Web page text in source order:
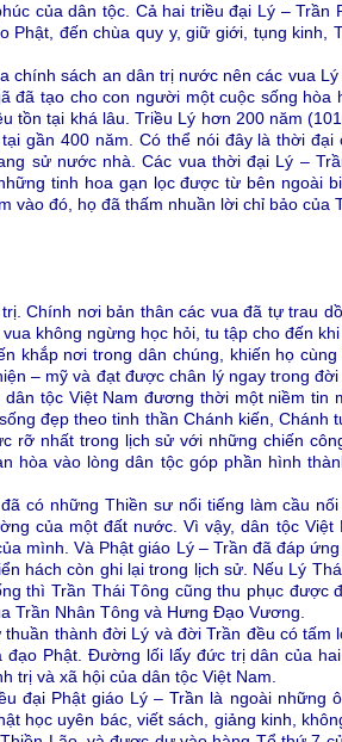
của dân tộc. Cả hai triều đại Lý –
Phật, đến chùa quy y, giữ giới, tụng
chính sách an dân trị nước nên các vua
đã tạo cho con người một cuộc sống
tồn tại khá lâu. Triều Lý hơn 200 năm
gần 400 năm. Có thể nói đây là thời
sử nước nhà. Các vua thời đại Lý –
tinh hoa gạn lọc được từ bên ngoài
vào đó, họ đã thấm nhuần lời chỉ bảo của
Chính nơi bản thân các vua đã tự trau
không ngừng học hỏi, tu tập cho đến
khắp nơi trong dân chúng, khiến họ
– mỹ và đạt được chân lý ngay trong
tộc Việt Nam đương thời một niềm
đẹp theo tinh thần Chánh kiến,
rỡ nhất trong lịch sử với những chiến
hòa vào lòng dân tộc góp phần hình
có những Thiền sư nổi tiếng làm cầu
của một đất nước. Vì vậy, dân tộc
mình. Và Phật giáo Lý – Trần đã đáp
hách còn ghi lại trong lịch sử. Nếu Lý
thì Trần Thái Tông cũng thu phục được
Trần Nhân Tông và Hưng Đạo Vương.
thành đời Lý và đời Trần đều có
Phật. Đường lối lấy đức trị dân của
trị và xã hội của dân tộc Việt Nam.
đại Phật giáo Lý – Trần là ngoài những
học uyên bác, viết sách, giảng kinh,